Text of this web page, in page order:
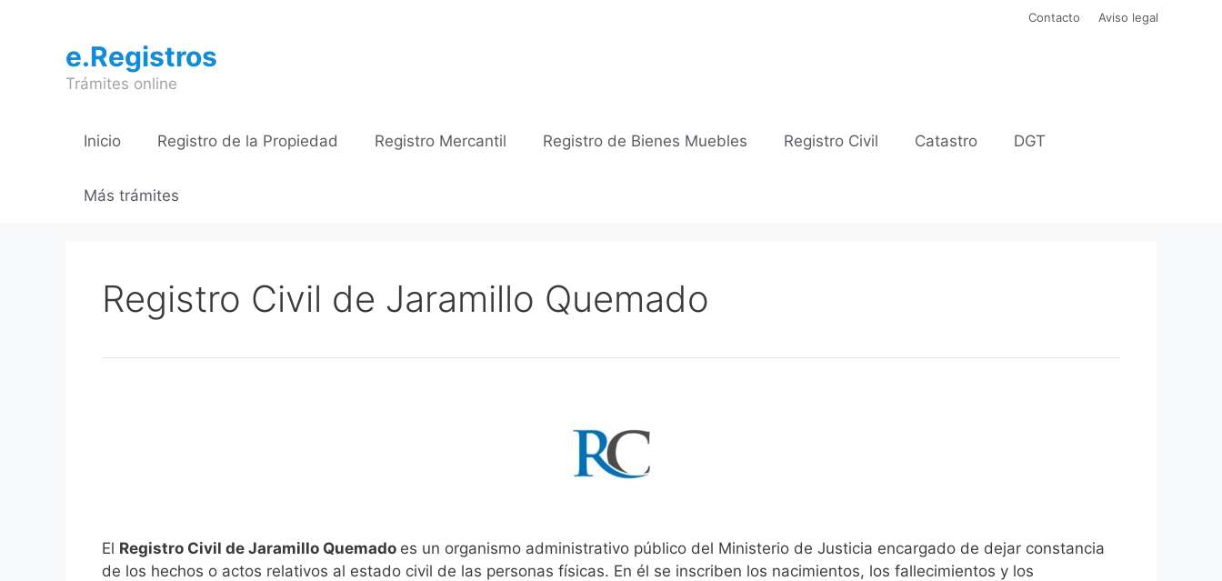
contenido
Contacto Aviso legal
e.Registros
Trámites online
Inicio Registro de la Propiedad Registro Mercantil Registro de Bienes Muebles Registro Civil Catastro DGT
Más trámites
Registro Civil de Jaramillo Quemado
El Registro Civil de Jaramillo Quemado es un organismo administrativo público del Ministerio de Justicia encargado de dejar constancia
de los hechos o actos relativos al estado civil de las personas físicas. En él se inscriben los nacimientos, los fallecimientos y los